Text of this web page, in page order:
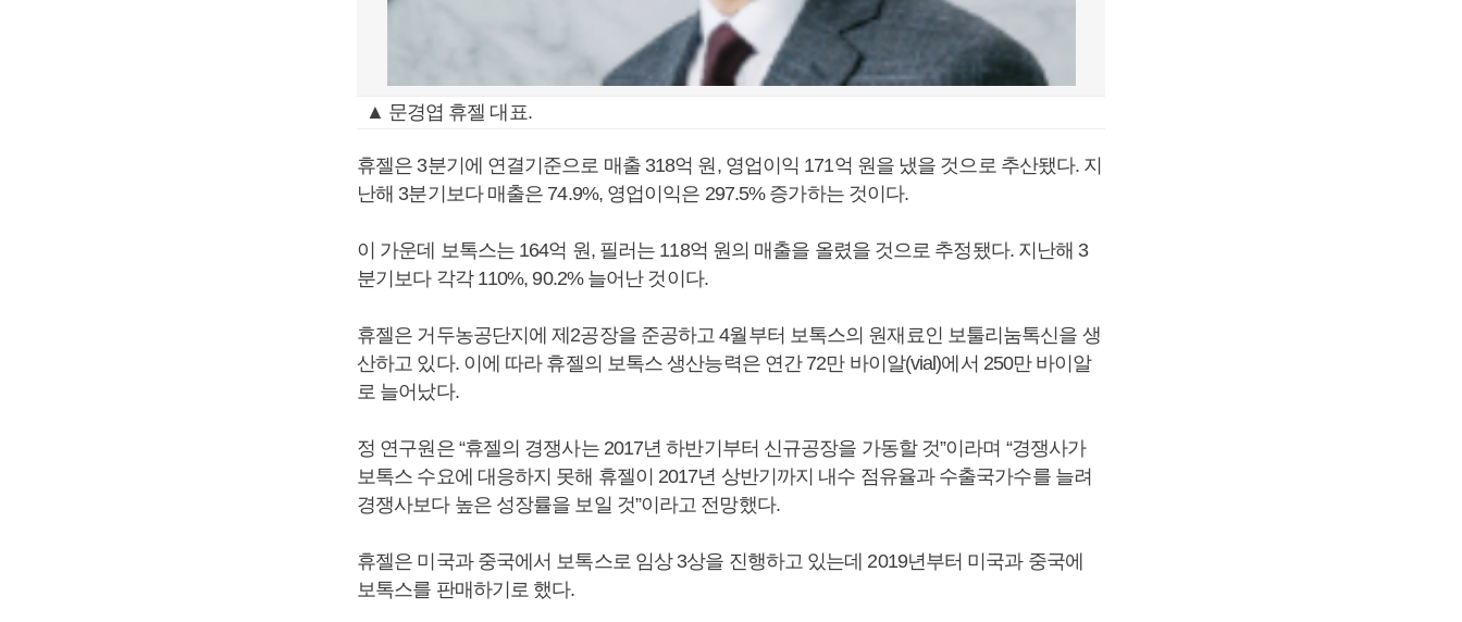
▲ 문경엽 휴젤 대표.
휴젤은 3분기에 연결기준으로 매출 318억 원, 영업이익 171억 원을 냈을 것으로 추산됐다. 지
난해 3분기보다 매출은 74.9%, 영업이익은 297.5% 증가하는 것이다.
이 가운데 보톡스는 164억 원, 필러는 118억 원의 매출을 올렸을 것으로 추정됐다. 지난해 3
분기보다 각각 110%, 90.2% 늘어난 것이다.
휴젤은 거두농공단지에 제2공장을 준공하고 4월부터 보톡스의 원재료인 보툴리눔톡신을 생
산하고 있다. 이에 따라 휴젤의 보톡스 생산능력은 연간 72만 바이알(vial)에서 250만 바이알
로 늘어났다.
정 연구원은 “휴젤의 경쟁사는 2017년 하반기부터 신규공장을 가동할 것”이라며 “경쟁사가
보톡스 수요에 대응하지 못해 휴젤이 2017년 상반기까지 내수 점유율과 수출국가수를 늘려
경쟁사보다 높은 성장률을 보일 것”이라고 전망했다.
휴젤은 미국과 중국에서 보톡스로 임상 3상을 진행하고 있는데 2019년부터 미국과 중국에
보톡스를 판매하기로 했다.